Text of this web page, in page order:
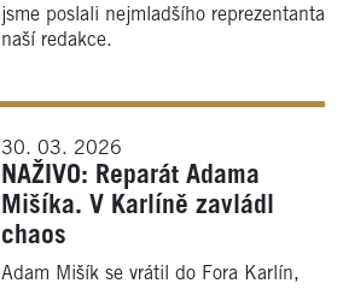
jsme poslali nejmladšího reprezentanta
naší redakce.
30. 03. 2026
NAŽIVO: Reparát Adama
Mišíka. V Karlíně zavládl
chaos
Adam Mišík se vrátil do Fora Karlín,